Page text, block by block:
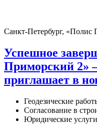
Санкт-Петербург, «Полис
Успешное
Приморский
приглашает в
Геодезические
Согласование в
Юридические услуги